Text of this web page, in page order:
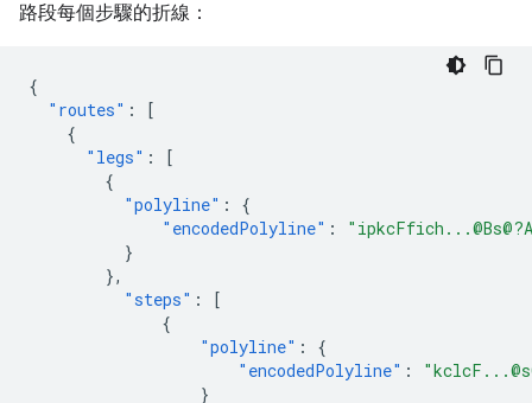
路段每個步驟的折線：
{
"routes" :
[
{
"legs" :
[
{
"polyline" :
{
"encodedPolyline" :
}
},
"steps" :
[
{
"polyline" :
{
"encodedPolyline" :
}